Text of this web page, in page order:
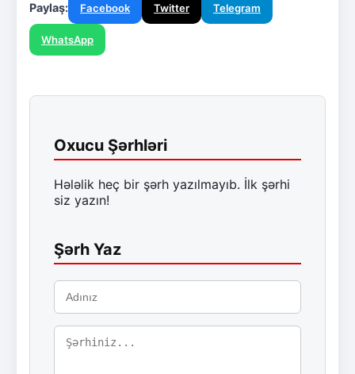
Paylaş: Facebook Twitter Telegram
WhatsApp
Oxucu Şərhləri
Hələlik heç bir şərh yazılmayıb. İlk şərhi
siz yazın!
Şərh Yaz